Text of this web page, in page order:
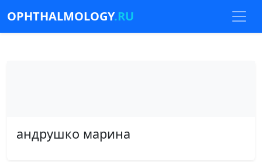
OPHTHALMOLOGY.RU
андрушко марина